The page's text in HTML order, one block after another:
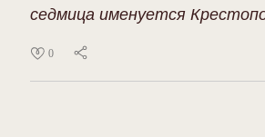
седмица именуется
0